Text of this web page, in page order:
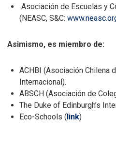
Asociación de Escuelas y
(NEASC, S&C:
Asimismo, es miembro de:
ACHBI (Asociación Chilena
Internacional).
ABSCH (Asociación de
The Duke of Edinburgh’s
Eco-Schools (link)